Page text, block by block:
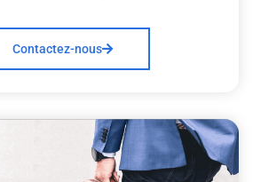
Contactez-nous